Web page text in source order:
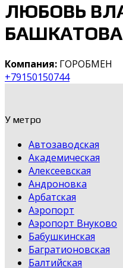
ЛЮБОВЬ
БАШКАТОВА
Компания: ГОРОБМЕН
+79150150744
У метро
Автозаводская
Академическая
Алексеевская
Андроновка
Арбатская
Аэропорт
Аэропорт Внуково
Бабушкинская
Багратионовская
Балтийская